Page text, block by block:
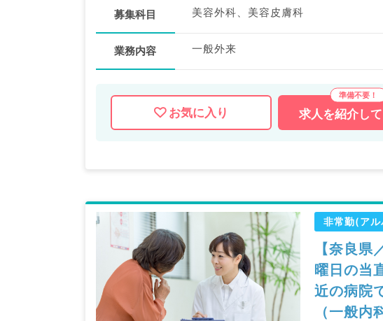
募集科目 美容外科、美容皮膚科
業務内容 一般外来
お気に入り 求人を紹介し
非常勤(アル
【奈良
曜日の当
近の病院
（一般内